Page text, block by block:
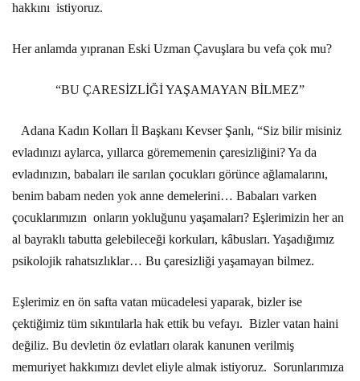
hakkını istiyoruz.
Her anlamda yıpranan Eski Uzman Çavuşlara bu vefa çok mu?
“BU ÇARESİZLİĞİ YAŞAMAYAN BİLMEZ”
Adana Kadın Kolları İl Başkanı Kevser Şanlı, “Siz bilir misiniz
evladınızı aylarca, yıllarca görememenin çaresizliğini? Ya da
evladınızın, babaları ile sarılan çocukları görünce ağlamalarını,
benim babam neden yok anne demelerini… Babaları varken
çocuklarımızın onların yokluğunu yaşamaları? Eşlerimizin her an
al bayraklı tabutta gelebileceği korkuları, kâbusları. Yaşadığımız
psikolojik rahatsızlıklar… Bu çaresizliği yaşamayan bilmez.
Eşlerimiz en ön safta vatan mücadelesi yaparak, bizler ise
çektiğimiz tüm sıkıntılarla hak ettik bu vefayı. Bizler vatan haini
değiliz. Bu devletin öz evlatları olarak kanunen verilmiş
memuriyet hakkımızı devlet eliyle almak istiyoruz. Sorunlarımıza